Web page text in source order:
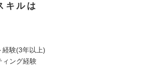
キルは
経験(3年以上)
ィング経験